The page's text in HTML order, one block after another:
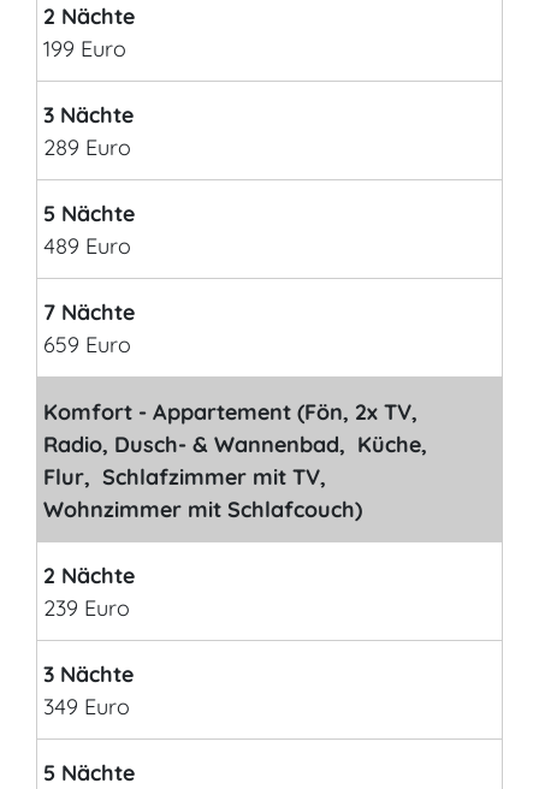
2 Nächte
199 Euro
3 Nächte
289 Euro
5 Nächte
489 Euro
7 Nächte
659 Euro
Komfort - Appartement (Fön, 2x TV,
Radio, Dusch- & Wannenbad, Küche,
Flur, Schlafzimmer mit TV,
Wohnzimmer mit Schlafcouch)
2 Nächte
239 Euro
3 Nächte
349 Euro
5 Nächte